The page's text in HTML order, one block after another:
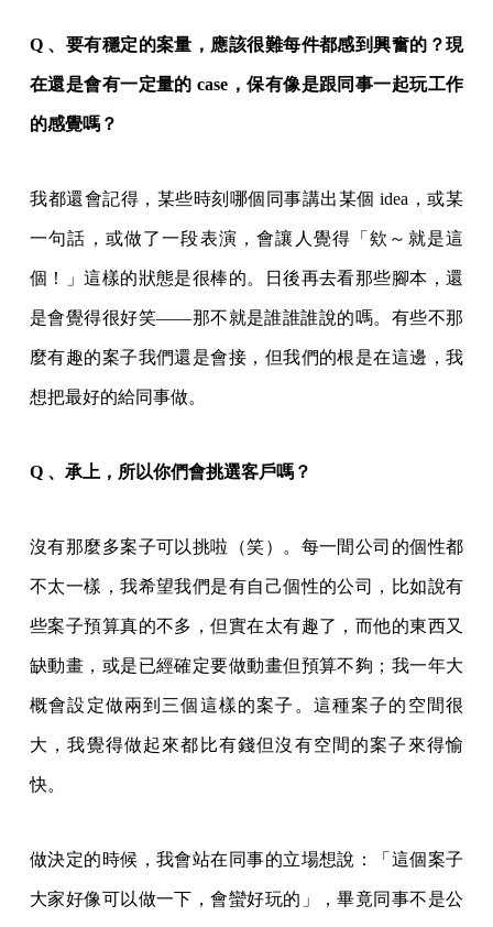
Q 、要有穩定的案量，應該很難每件都感到興奮的？現
在還是會有一定量的 case，保有像是跟同事一起玩工作
的感覺嗎？
我都還會記得，某些時刻哪個同事講出某個 idea，或某
一句話，或做了一段表演，會讓人覺得「欸～就是這
個！」這樣的狀態是很棒的。日後再去看那些腳本，還
是會覺得很好笑——那不就是誰誰誰說的嗎。有些不那
麼有趣的案子我們還是會接，但我們的根是在這邊，我
想把最好的給同事做。
Q 、承上，所以你們會挑選客戶嗎？
沒有那麼多案子可以挑啦（笑）。每一間公司的個性都
不太一樣，我希望我們是有自己個性的公司，比如說有
些案子預算真的不多，但實在太有趣了，而他的東西又
缺動畫，或是已經確定要做動畫但預算不夠；我一年大
概會設定做兩到三個這樣的案子。這種案子的空間很
大，我覺得做起來都比有錢但沒有空間的案子來得愉
快。
做決定的時候，我會站在同事的立場想說：「這個案子
大家好像可以做一下，會蠻好玩的」，畢竟同事不是公